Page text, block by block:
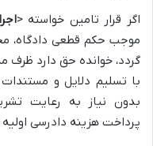
اگر قرار تامین خواسته <اجرا
موجب حکم قطعی دادگاه،
گردد، خوانده حق دارد ظرف
با تسلیم دلایل و
بدون نیاز به رعایت
پرداخت هزینه دادرسی